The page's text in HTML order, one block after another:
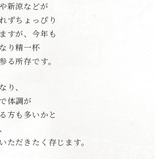
新涼などが
ずちょっぴり
すが、今年も
り精一杯
る所存です。
り、
体調が
方も多いかと
ただきたく存じます。